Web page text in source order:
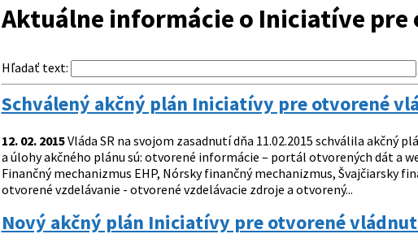
Aktuálne informácie o Iniciatíve
Hľadať text:
Schválený akčný plán Iniciatívy pre otvorené
12. 02. 2015Vláda SR na svojom zasadnutí dňa 11.02.2015 schválila akčný
a úlohy akčného plánu sú: otvorené informácie – portál otvorených dát a
Finančný mechanizmus EHP, Nórsky finančný mechanizmus, Švajčiarsky
otvorené vzdelávanie - otvorené vzdelávacie zdroje a otvorený...
Nový akčný plán Iniciatívy pre otvorené